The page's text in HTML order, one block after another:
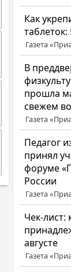
Как
Газета
В
прошла
свежем
Газета
Педагог
принял
форуме
России
Газета
Чек-
августе
Газета